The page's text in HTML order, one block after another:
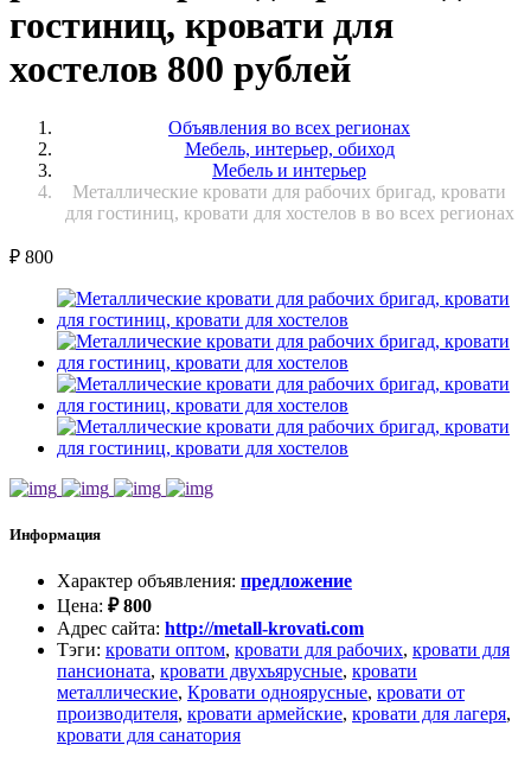
гостиниц, кровати для
хостелов 800 рублей
Объявления во всех регионах
Мебель, интерьер, обиход
Мебель и интерьер
Металлические кровати для рабочих бригад, кровати
для гостиниц, кровати для хостелов в во всех регионах
₽ 800
Информация
Характер объявления: предложение
Цена: ₽800
Адрес сайта: http://metall-krovati.com
Тэги: кровати оптом, кровати для рабочих, кровати для
пансионата, кровати двухъярусные, кровати
металлические, Кровати одноярусные, кровати от
производителя, кровати армейские, кровати для лагеря,
кровати для санатория